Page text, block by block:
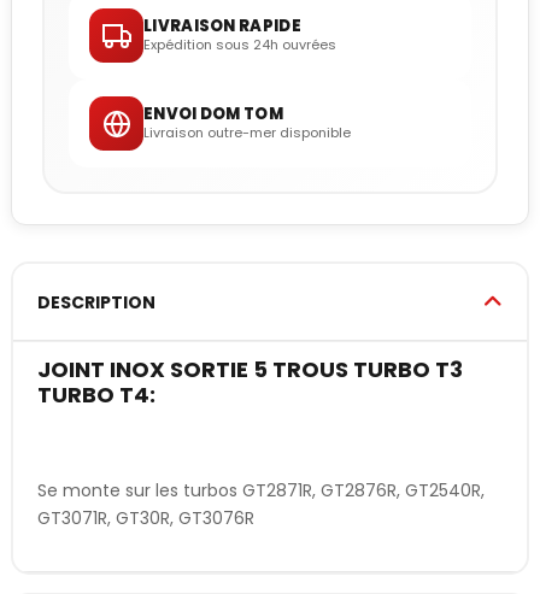
LIVRAISON RAPIDE
Expédition sous 24h ouvrées
ENVOI DOM TOM
Livraison outre-mer disponible
DESCRIPTION
JOINT INOX SORTIE 5 TROUS TURBO T3
TURBO T4:
Se monte sur les turbos GT2871R, GT2876R, GT2540R,
GT3071R, GT30R, GT3076R